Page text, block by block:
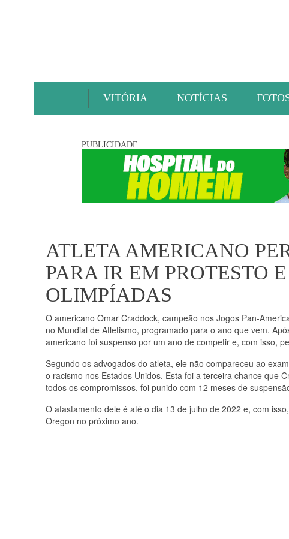
VITÓRIA NOTÍCIAS
PUBLICIDADE
ATLETA AMERICANO
PARA IR EM PROTESTO
OLIMPÍADAS
O americano Omar Craddock, campeão nos Jogos Pan-
no Mundial de Atletismo, programado para o ano que vem.
americano foi suspenso por um ano de competir e, com isso,
Segundo os advogados do atleta, ele não compareceu ao
o racismo nos Estados Unidos. Esta foi a terceira chance que
todos os compromissos, foi punido com 12 meses de
O afastamento dele é até o dia 13 de julho de 2022 e, com
Oregon no próximo ano.